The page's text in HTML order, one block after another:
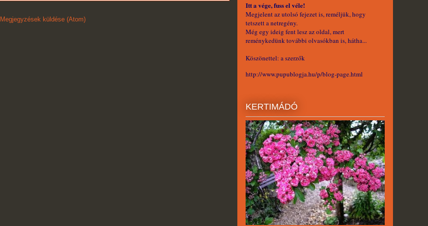
Megjegyzések küldése (Atom)
Itt a vége, fuss el véle!
Megjelent az utolsó fejezet is, reméljük, hogy
tetszett a netregény.
Még egy ideig fent lesz az oldal, mert
reménykedünk további olvasókban is, hátha...
Köszönettel: a szerzők
http://www.pupublogja.hu/p/blog-page.html
KERTIMÁDÓ